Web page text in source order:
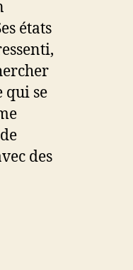
états
qui se
des